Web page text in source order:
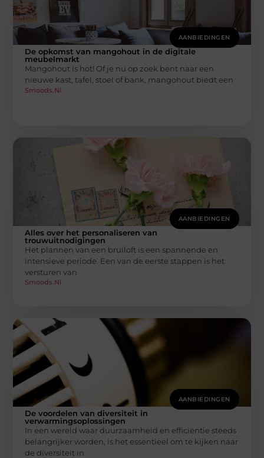
AANBIEDINGEN
De opkomst van mangohout in de digitale
meubelmarkt
Mangohout is hot! Of je nu op zoek bent naar een
nieuwe kast, tafel, stoel of bank, mangohout biedt een
Smoods.nl
AANBIEDINGEN
Alles over het personaliseren van
trouwuitnodigingen
Het plannen van een bruiloft is een spannende en
intensieve periode. Een van de eerste stappen is het
versturen van
Smoods.nl
AANBIEDINGEN
De voordelen van diversiteit in
verwarmingsoplossingen
In een wereld waar duurzaamheid en efficiëntie steeds
belangrijker worden, is het essentieel om te kijken naar
de diversiteit in